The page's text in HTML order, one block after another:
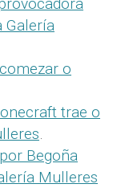
Galería
o
trae o
.
Begoña
Mulleres